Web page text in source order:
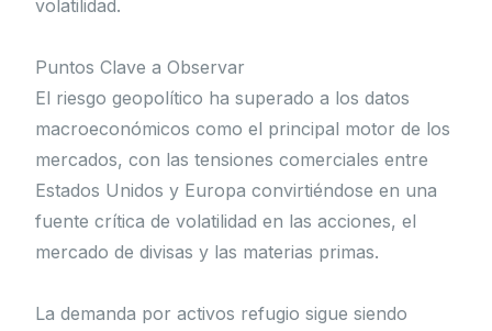
volatilidad.
Puntos Clave a Observar
El riesgo geopolítico ha superado a los datos
macroeconómicos como el principal motor de los
mercados, con las tensiones comerciales entre
Estados Unidos y Europa convirtiéndose en una
fuente crítica de volatilidad en las acciones, el
mercado de divisas y las materias primas.
La demanda por activos refugio sigue siendo